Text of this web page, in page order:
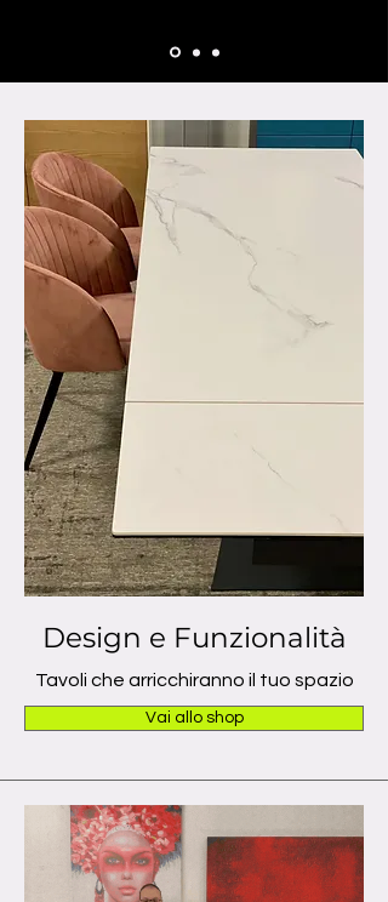
Design e Funzionalità
Tavoli che arricchiranno il tuo spazio
Vai allo shop